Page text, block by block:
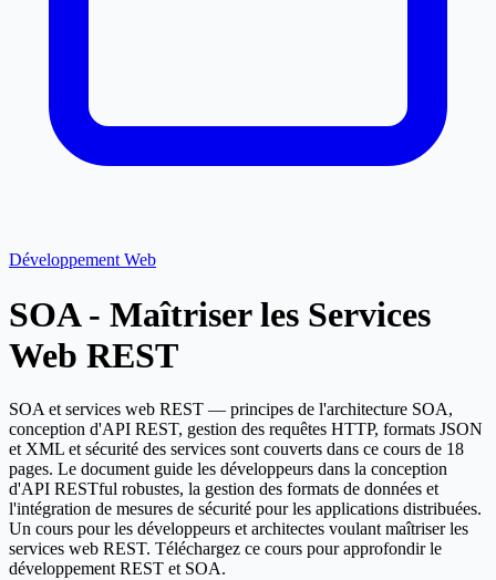
Développement Web
SOA - Maîtriser les Services
Web REST
SOA et services web REST — principes de l'architecture SOA,
conception d'API REST, gestion des requêtes HTTP, formats JSON
et XML et sécurité des services sont couverts dans ce cours de 18
pages. Le document guide les développeurs dans la conception
d'API RESTful robustes, la gestion des formats de données et
l'intégration de mesures de sécurité pour les applications distribuées.
Un cours pour les développeurs et architectes voulant maîtriser les
services web REST. Téléchargez ce cours pour approfondir le
développement REST et SOA.